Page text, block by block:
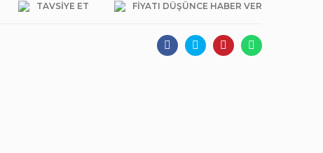
TAVSIYE ET FIYATI DÜŞÜNCE HABER VER